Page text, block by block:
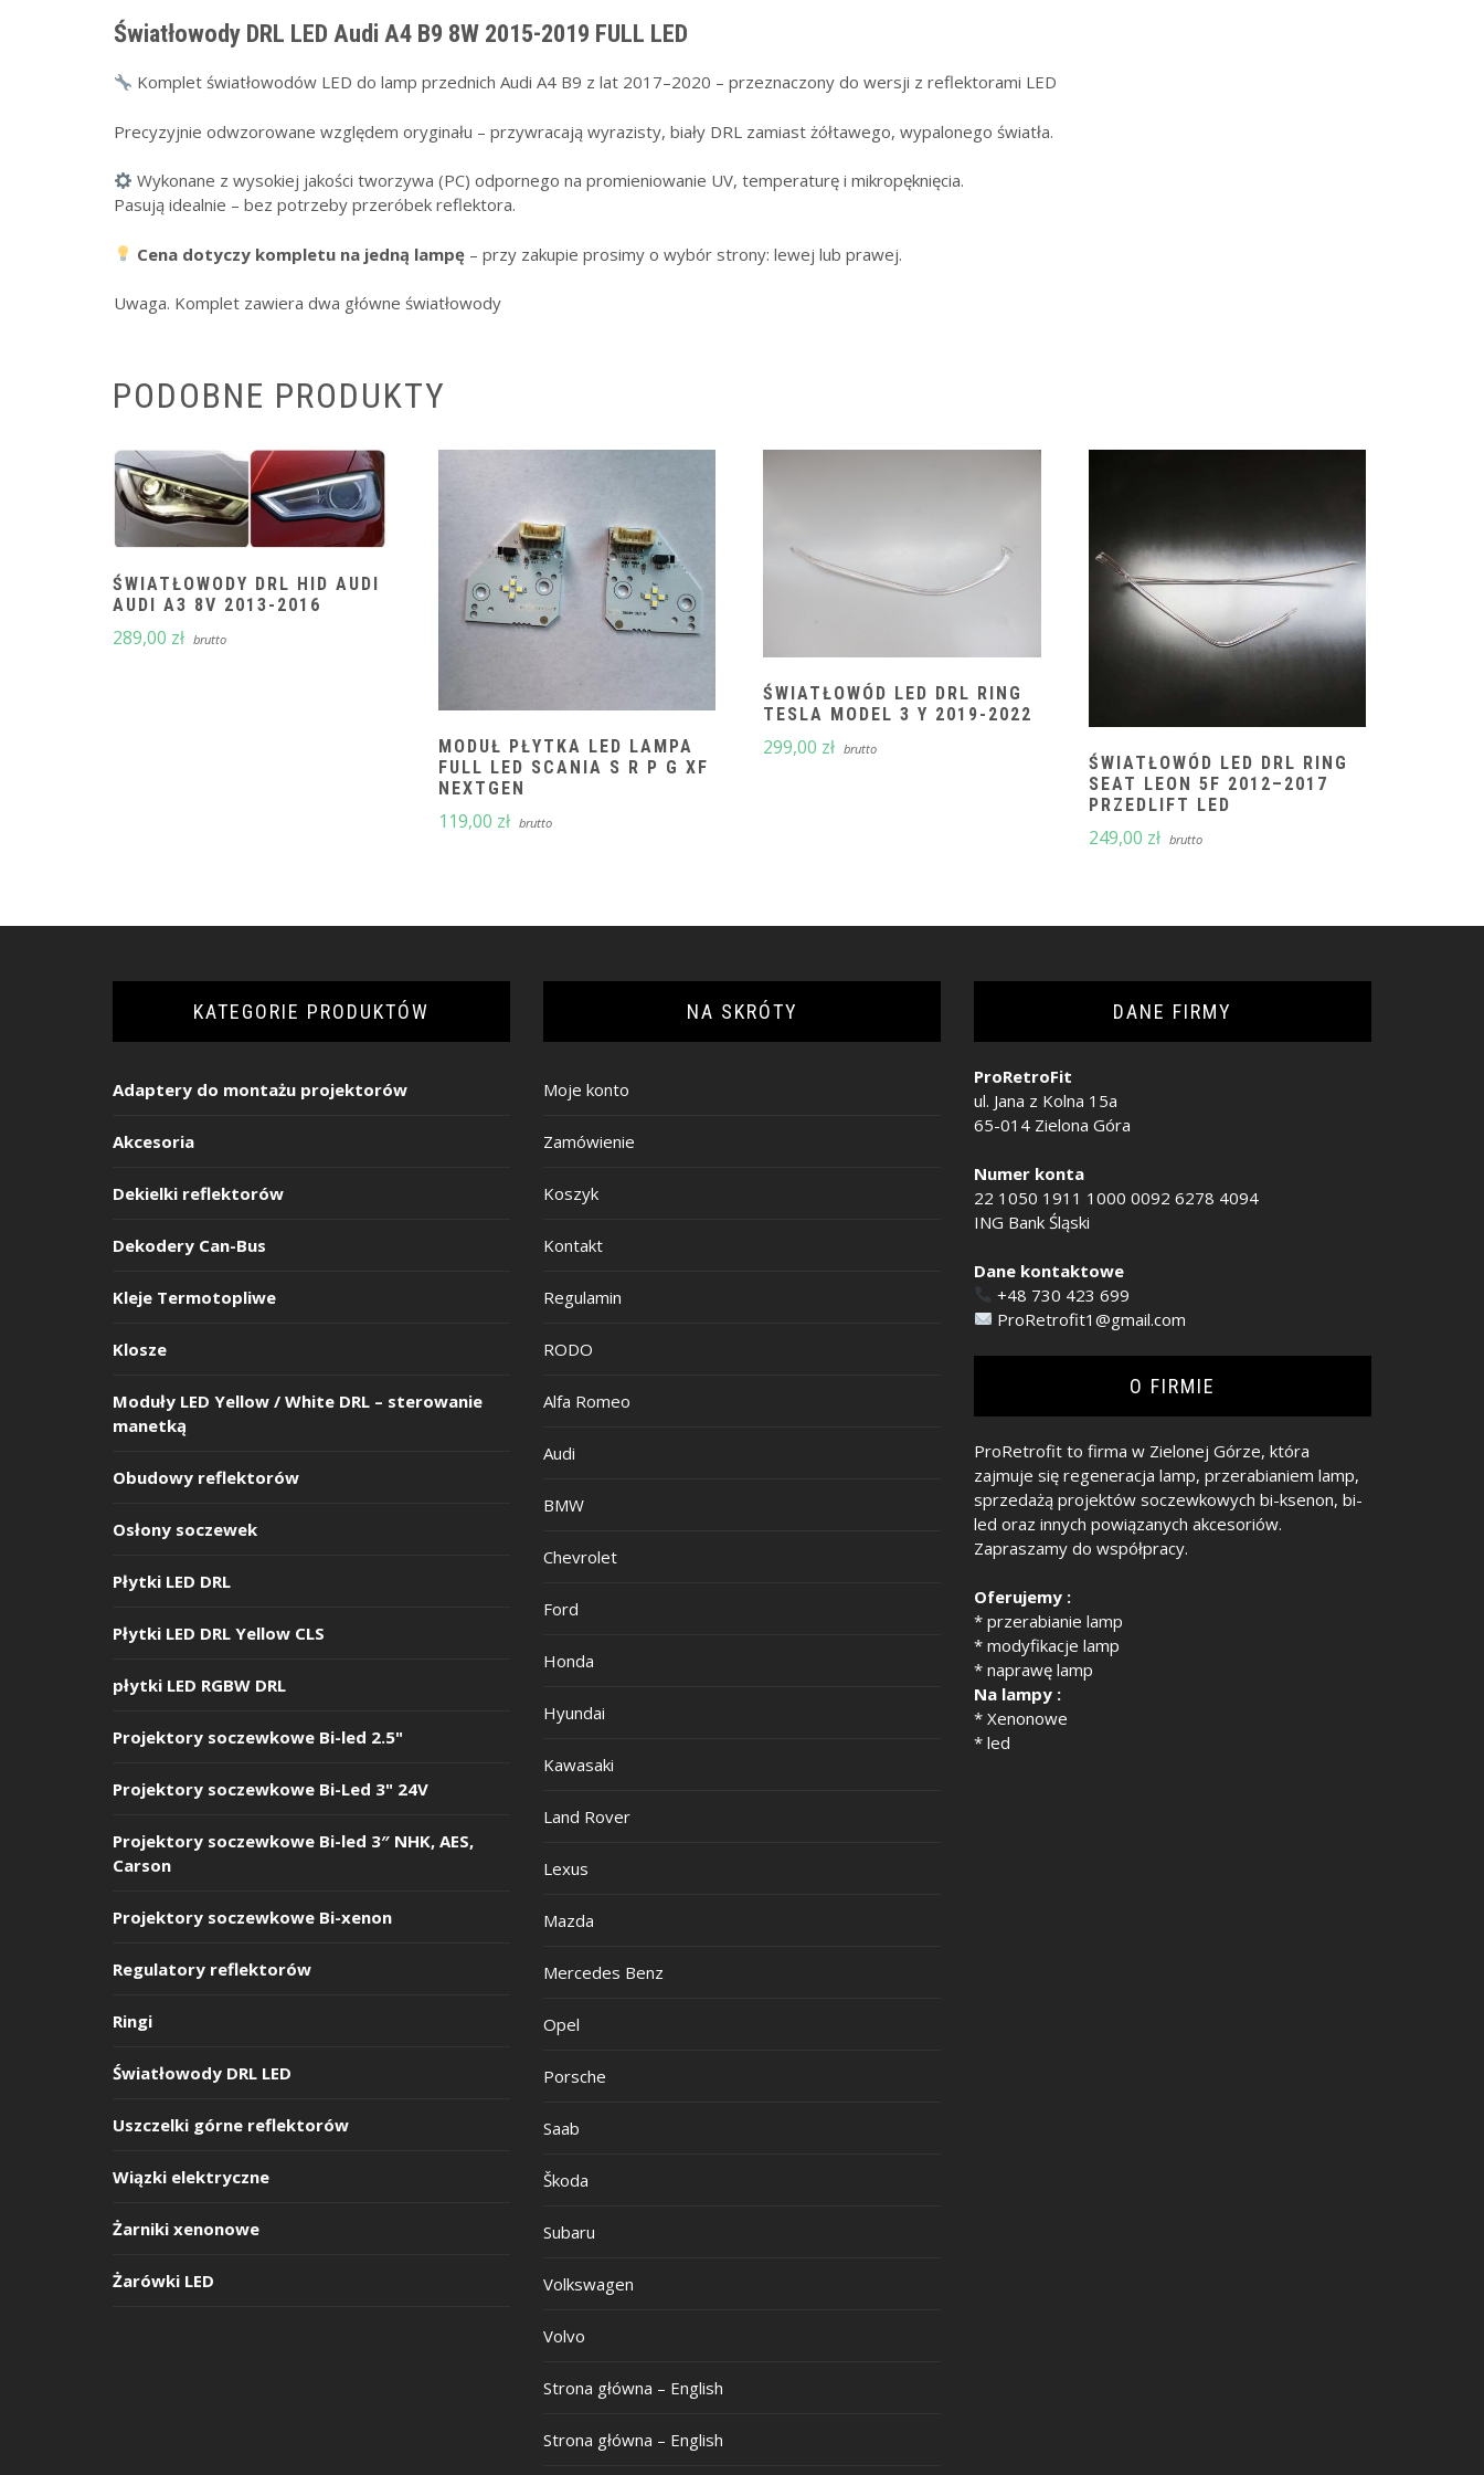
Światłowody DRL LED Audi A4 B9 8W 2015-2019 FULL LED
Komplet światłowodów LED do lamp przednich Audi A4 B9 z lat 2017–2020 – przeznaczony do wersji z reflektorami LED
Precyzyjnie odwzorowane względem oryginału – przywracają wyrazisty, biały DRL zamiast żółtawego, wypalonego światła.
Wykonane z wysokiej jakości tworzywa (PC) odpornego na promieniowanie UV, temperaturę i mikropęknięcia.
Pasują idealnie – bez potrzeby przeróbek reflektora.
Cena dotyczy kompletu na jedną lampę – przy zakupie prosimy o wybór strony: lewej lub prawej.
Uwaga. Komplet zawiera dwa główne światłowody
PODOBNE PRODUKTY
ŚWIATŁOWODY DRL HID AUDI
AUDI A3 8V 2013-2016
289,00 zł brutto
MODUŁ PŁYTKA LED LAMPA
FULL LED SCANIA S R P G XF
NEXTGEN
119,00 zł brutto
ŚWIATŁOWÓD LED DRL RING
TESLA MODEL 3 Y 2019-2022
299,00 zł brutto
ŚWIATŁOWÓD LED DRL RING
SEAT LEON 5F 2012–2017
PRZEDLIFT LED
249,00 zł brutto
KATEGORIE PRODUKTÓW
Adaptery do montażu projektorów
Akcesoria
Dekielki reflektorów
Dekodery Can-Bus
Kleje Termotopliwe
Klosze
Moduły LED Yellow / White DRL – sterowanie
manetką
Obudowy reflektorów
Osłony soczewek
Płytki LED DRL
Płytki LED DRL Yellow CLS
płytki LED RGBW DRL
Projektory soczewkowe Bi-led 2.5"
Projektory soczewkowe Bi-Led 3" 24V
Projektory soczewkowe Bi-led 3″ NHK, AES,
Carson
Projektory soczewkowe Bi-xenon
Regulatory reflektorów
Ringi
Światłowody DRL LED
Uszczelki górne reflektorów
Wiązki elektryczne
Żarniki xenonowe
Żarówki LED
NA SKRÓTY
Moje konto
Zamówienie
Koszyk
Kontakt
Regulamin
RODO
Alfa Romeo
Audi
BMW
Chevrolet
Ford
Honda
Hyundai
Kawasaki
Land Rover
Lexus
Mazda
Mercedes Benz
Opel
Porsche
Saab
Škoda
Subaru
Volkswagen
Volvo
Strona główna – English
Strona główna – English
DANE FIRMY
ProRetroFit
ul. Jana z Kolna 15a
65-014 Zielona Góra
Numer konta
22 1050 1911 1000 0092 6278 4094
ING Bank Śląski
Dane kontaktowe
+48 730 423 699
ProRetrofit1@gmail.com
O FIRMIE
ProRetrofit to firma w Zielonej Górze, która
zajmuje się regeneracja lamp, przerabianiem lamp,
sprzedażą projektów soczewkowych bi-ksenon, bi-
led oraz innych powiązanych akcesoriów.
Zapraszamy do współpracy.
Oferujemy :
* przerabianie lamp
* modyfikacje lamp
* naprawę lamp
Na lampy :
* Xenonowe
* led